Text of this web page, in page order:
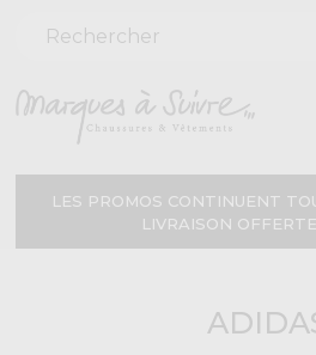
LES PROMOS CONTINUENT
LIVRAISON